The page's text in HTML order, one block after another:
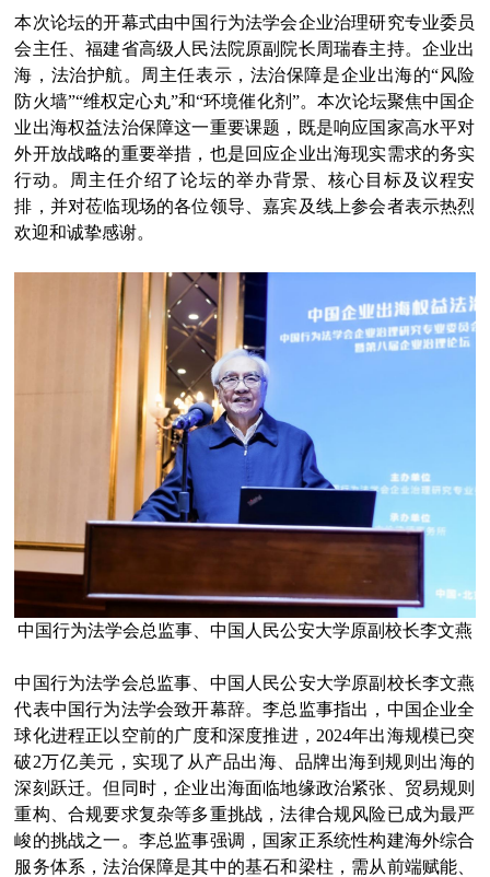
本次论坛的开幕式由中国行为法学会企业治理研究专业委员
会主任、福建省高级人民法院原副院长周瑞春主持。企业出
海，法治护航。周主任表示，法治保障是企业出海的“风险
防火墙”“维权定心丸”和“环境催化剂”。本次论坛聚焦中国企
业出海权益法治保障这一重要课题，既是响应国家高水平对
外开放战略的重要举措，也是回应企业出海现实需求的务实
行动。周主任介绍了论坛的举办背景、核心目标及议程安
排，并对莅临现场的各位领导、嘉宾及线上参会者表示热烈
欢迎和诚挚感谢。
中国行为法学会总监事、中国人民公安大学原副校长李文燕
中国行为法学会总监事、中国人民公安大学原副校长李文燕
代表中国行为法学会致开幕辞。李总监事指出，中国企业全
球化进程正以空前的广度和深度推进，2024年出海规模已突
破2万亿美元，实现了从产品出海、品牌出海到规则出海的
深刻跃迁。但同时，企业出海面临地缘政治紧张、贸易规则
重构、合规要求复杂等多重挑战，法律合规风险已成为最严
峻的挑战之一。李总监事强调，国家正系统性构建海外综合
服务体系，法治保障是其中的基石和梁柱，需从前端赋能、